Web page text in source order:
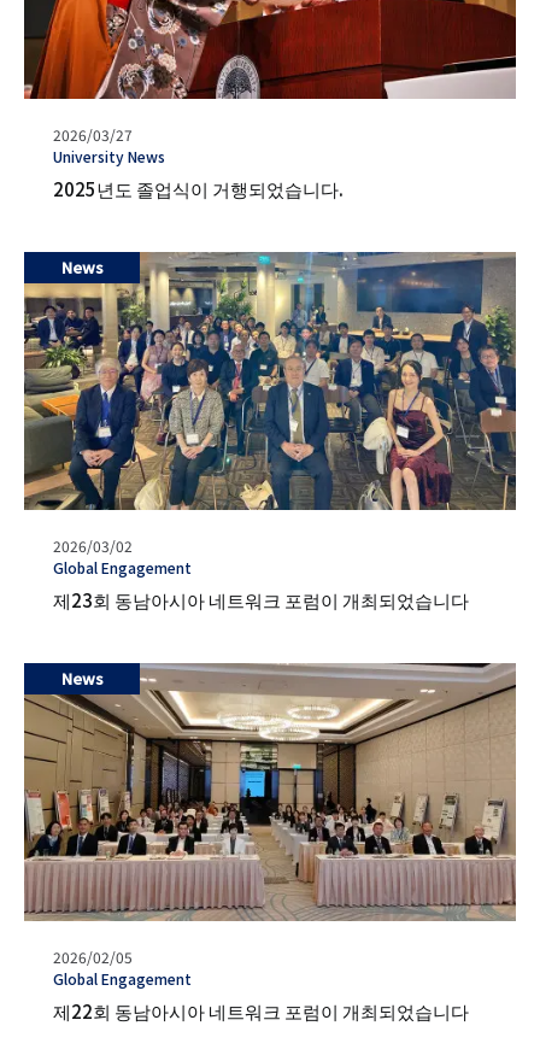
발
행
일
2026/03/27
タ
グ
University News
2025년도 졸업식이 거행되었습니다.
News
발
행
2026/03/02
タ
Global Engagement
제23회 동남아시아 네트워크 포럼이 개최되었습니다
News
발
행
2026/02/05
タ
Global Engagement
제22회 동남아시아 네트워크 포럼이 개최되었습니다